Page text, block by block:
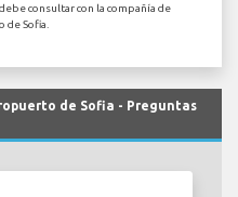
consultar con la compañía de
Sofia.
de Sofia - Preguntas